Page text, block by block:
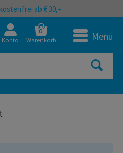
ab € 30,–
Konto
0
Warenkorb Menü